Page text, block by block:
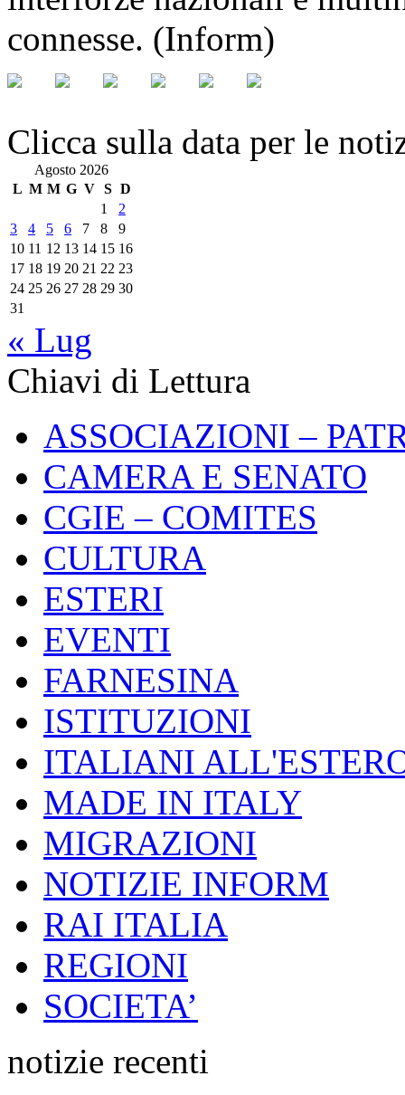
connesse. (Inform)
Clicca sulla data per le
Agosto 2026
L M M G V S D
1
2
3
4 5 6 7 8
9
10 11 12 13 14 15 16
17 18 19 20 21 22 23
24 25 26 27 28 29 30
31
« Lug
Chiavi di Lettura
ASSOCIAZIONI –
CAMERA E SENATO
CGIE – COMITES
CULTURA
ESTERI
EVENTI
FARNESINA
ISTITUZIONI
ITALIANI
MADE IN ITALY
MIGRAZIONI
NOTIZIE INFORM
RAI ITALIA
REGIONI
SOCIETA’
notizie recenti